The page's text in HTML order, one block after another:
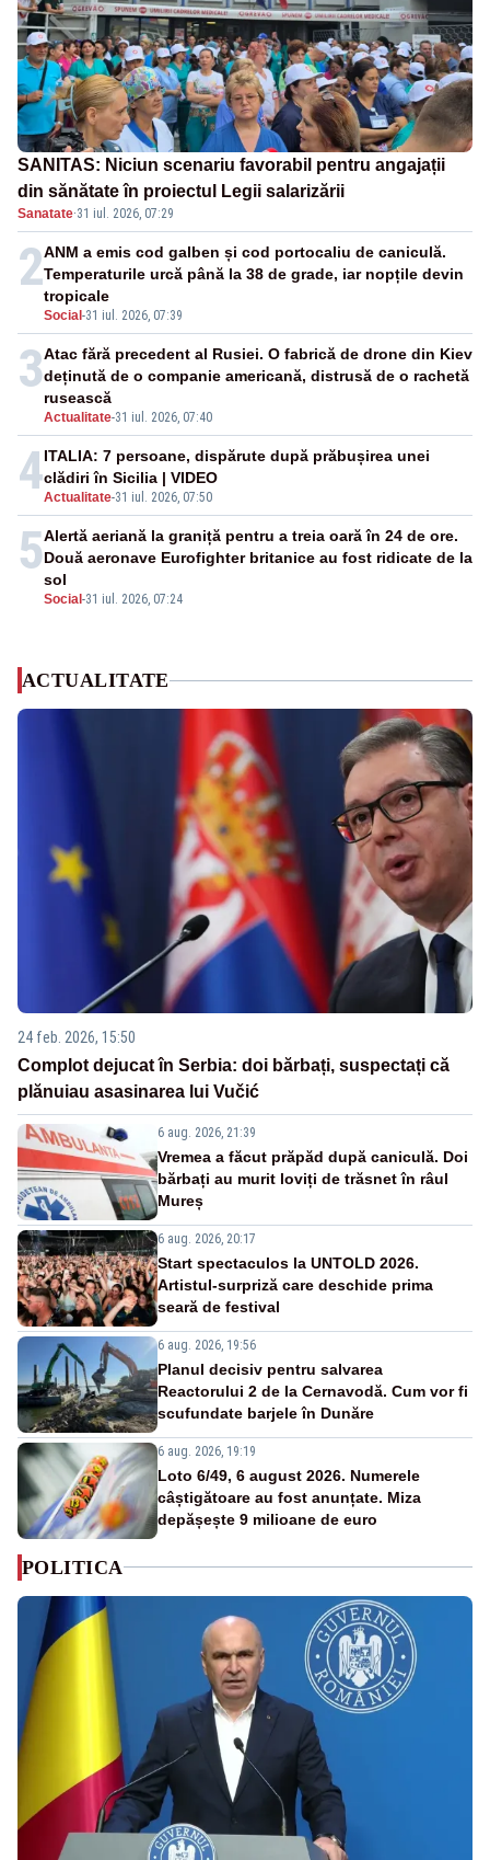
SANITAS: Niciun scenariu favorabil pentru angajații
din sănătate în proiectul Legii salarizării
Sanatate·31 iul. 2026, 07:29
2
Social -31 iul. 2026, 07:39
ANM a emis cod galben și cod portocaliu de caniculă.
Temperaturile urcă până la 38 de grade, iar nopțile devin
tropicale
3
Actualitate-31 iul. 2026, 07:40
Atac fără precedent al Rusiei. O fabrică de drone din Kiev
deținută de o companie americană, distrusă de o rachetă
rusească
4Actualitate-31 iul. 2026, 07:50
ITALIA: 7 persoane, dispărute după prăbușirea unei
clădiri în Sicilia | VIDEO
5
Social -31 iul. 2026, 07:24
Alertă aeriană la graniță pentru a treia oară în 24 de ore.
Două aeronave Eurofighter britanice au fost ridicate de la
sol
ACTUALITATE
24 feb. 2026, 15:50
Complot dejucat în Serbia: doi bărbați, suspectați că
plănuiau asasinarea lui Vučić
6 aug. 2026, 21:39
Vremea a făcut prăpăd după caniculă. Doi
bărbați au murit loviți de trăsnet în râul
Mureș
6 aug. 2026, 20:17
Start spectaculos la UNTOLD 2026.
Artistul-surpriză care deschide prima
seară de festival
6 aug. 2026, 19:56
Planul decisiv pentru salvarea
Reactorului 2 de la Cernavodă. Cum vor fi
scufundate barjele în Dunăre
6 aug. 2026, 19:19
Loto 6/49, 6 august 2026. Numerele
câștigătoare au fost anunțate. Miza
depășește 9 milioane de euro
POLITICA